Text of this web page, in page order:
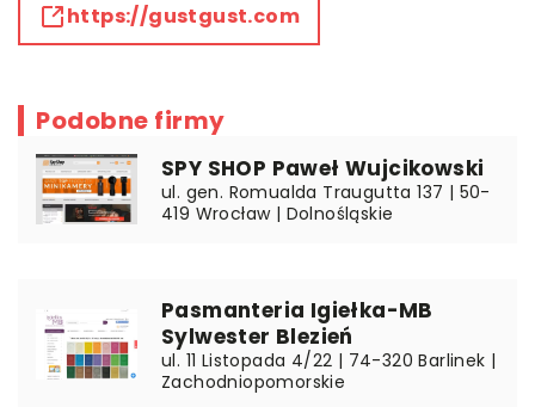
https://gustgust.com
Podobne firmy
SPY SHOP Paweł Wujcikowski
ul. gen. Romualda Traugutta 137 | 50-
419 Wrocław | Dolnośląskie
Pasmanteria Igiełka-MB
Sylwester Blezień
ul. 11 Listopada 4/22 | 74-320 Barlinek |
Zachodniopomorskie